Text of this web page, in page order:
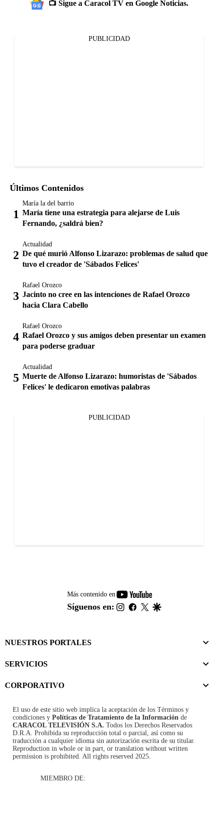
📺 Sigue a Caracol TV en Google Noticias.
PUBLICIDAD
Últimos Contenidos
María la del barrio
María tiene una estrategia para alejarse de Luis
Fernando, ¿saldrá bien?
Actualidad
De qué murió Alfonso Lizarazo: problemas de salud que
tuvo el creador de 'Sábados Felices'
Rafael Orozco
Jacinto no cree en las intenciones de Rafael Orozco
hacia Clara Cabello
Rafael Orozco
Rafael Orozco y sus amigos deben presentar un examen
para poderse graduar
Actualidad
Muerte de Alfonso Lizarazo: humoristas de 'Sábados
Felices' le dedicaron emotivas palabras
PUBLICIDAD
Más contenido en
youtube-
footer
Síguenos en: instagram
facebook
twitter
NUESTROS PORTALES
SERVICIOS
CORPORATIVO
El uso de este sitio web implica la aceptación de los Términos y
condiciones y Políticas de Tratamiento de la Información de
CARACOL TELEVISIÓN S.A. Todos los Derechos Reservados
D.R.A. Prohibida su reproducción total o parcial, así como su
traducción a cualquier idioma sin autorización escrita de su titular.
Reproduction in whole or in part, or translation without written
permission is prohibited. All rights reserved 2025.
MIEMBRO DE: